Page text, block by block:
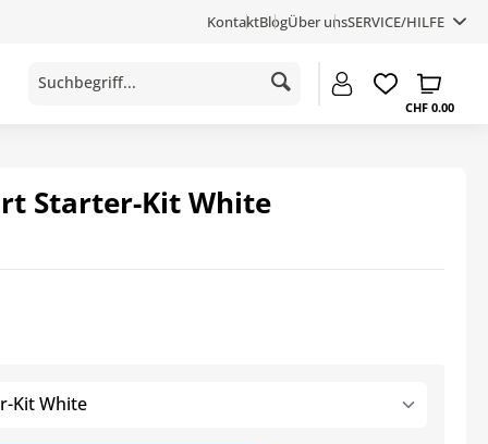
KontaktBlogÜber unsSERVICE/HILFE
CHF 0.00
Starter-Kit White
Kit White